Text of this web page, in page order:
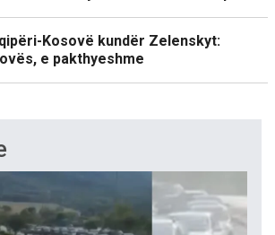
Kosovë kundër Zelenskyt:
e pakthyeshme